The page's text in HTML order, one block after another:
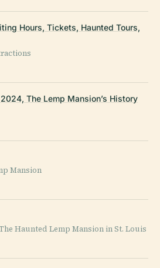
Hours, Tickets, Haunted Tours,
The Lemp Mansion’s History
Mansion
Haunted Lemp Mansion in St. Louis